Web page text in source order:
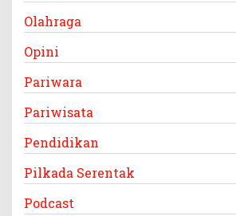
Olahraga
Opini
Pariwara
Pariwisata
Pendidikan
Pilkada Serentak
Podcast